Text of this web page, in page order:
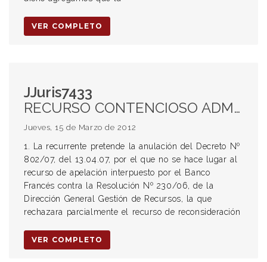
VER COMPLETO
JJuris7433
RECURSO CONTENCIOSO ADMINISTRATIVO. IMPROCEDENCIA DEL RECURSO CON COSTAS AL RECURRENTE. AGRAVIOS DE LA RECURRENTE. IMPROCEDENCIA. MOTIVACIÓN DE LA RESOLUCIÓN 1949/05. EXIGENCIA DE MOTIVACIÓN DE TODOS LOS ACTOS DEL ESTADO. ALCANCE A LOS ACTOS ADMINISTRATIVOS. AGRAVIO SOBRE LA BASE IMPONIBLE DEL DERECHO DE REGISTRO E INSPECCIÓN. IMPROCEDENCIA. APLICACIÓN DE ART 82 DEL CÓDIGO TRIBUTARIO MUNICIPAL. SIMILITUD CON EL ART 140 DEL CÓDIGO FISCAL PROVINCIAL. PROHIBICIÓN DE SUPERPOSICIÓN TRIBUTARIA. LEGITIMIDAD DEL COEFICIENTE APLICADO. COMPETENCIA PROVINCIAL. INTERESES RESARCITORIOS. RESARCIMIENTO DE DAÑOS O INDEMNIZACIÓN DEL DAÑO MORATORIO. REPARACIÓN. TRANSGRESIÓN AL DEBER SOCIAL DE CONTRIBUCIÓN AL SOSTENIMIENTO DEL ESTADO. EXCLUSIÓN DEL RÉGIMEN DE DISTRIBUCIÓN DE RECURSOS FISCALES ENTRE NACIÓN Y PROVINCIA DE LAS TASAS MUNICIPALES. EXCLUSIÓN DEL DERECHO DE REGISTRO E INSPECCIÓN DE LA LEY 23.538.
Jueves, 15 de Marzo de 2012
1. La recurrente pretende la anulación del Decreto Nº
802/07, del 13.04.07, por el que no se hace lugar al
recurso de apelación interpuesto por el Banco
Francés contra la Resolución Nº 230/06, de la
Dirección General Gestión de Recursos, la que
rechazara parcialmente el recurso de reconsideración
VER COMPLETO